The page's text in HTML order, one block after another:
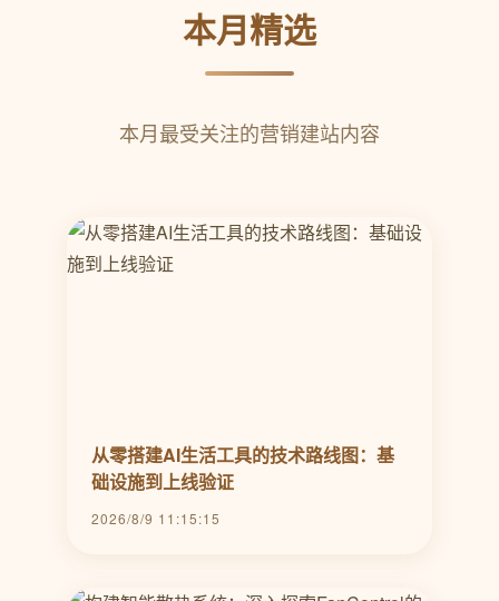
本月精选
本月最受关注的营销建站内容
从零搭建AI生活工具的技术路线图：基
础设施到上线验证
2026/8/9 11:15:15